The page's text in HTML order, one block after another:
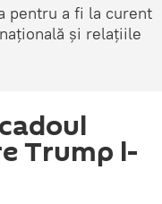
pentru a fi la curent
și relațiile
Trump l-